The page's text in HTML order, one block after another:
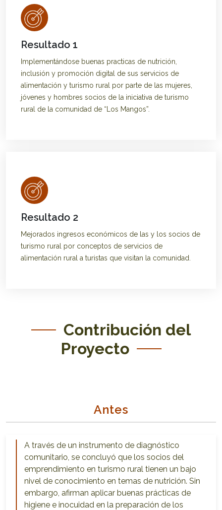
Resultado 1
Implementándose buenas practicas de nutrición,
inclusión y promoción digital de sus servicios de
alimentación y turismo rural por parte de las mujeres,
jóvenes y hombres socios de la iniciativa de turismo
rural de la comunidad de “Los Mangos”.
Resultado 2
Mejorados ingresos económicos de las y los socios de
turismo rural por conceptos de servicios de
alimentación rural a turistas que visitan la comunidad.
Contribución del
Proyecto
Antes
A través de un instrumento de diagnóstico
comunitario, se concluyó que los socios del
emprendimiento en turismo rural tienen un bajo
nivel de conocimiento en temas de nutrición. Sin
embargo, afirman aplicar buenas prácticas de
higiene e inocuidad en la preparación de los